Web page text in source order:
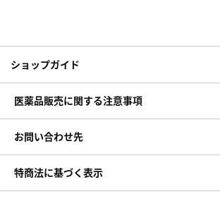
ショップガイド
医薬品販売に関する注意事項
お問い合わせ先
特商法に基づく表示